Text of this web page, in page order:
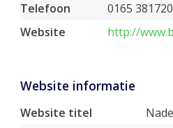
Telefoon
0165 381720
Website
http://
Website informatie
Website titel